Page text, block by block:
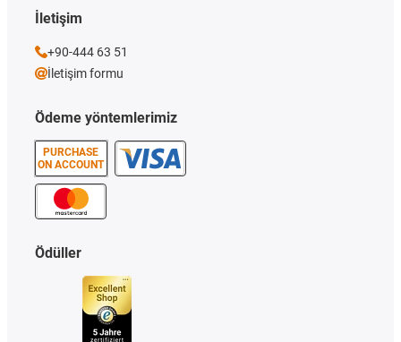
Ödeme yöntemlerimiz
PURCHASE
ON ACCOUNT
Ödüller
İletişim
+90-444 63 51
İletişim formu